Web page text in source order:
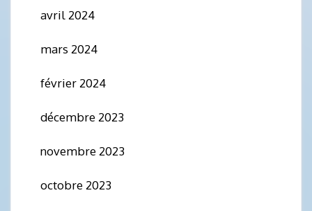
avril 2024
mars 2024
février 2024
décembre 2023
novembre 2023
octobre 2023